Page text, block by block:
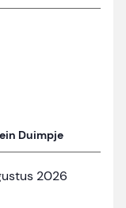
Duimpje
2026